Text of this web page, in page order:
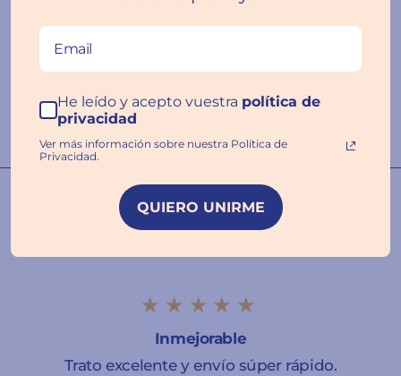
reseña
Nuestras familias hablan por
nosotros ❤️
★★★★★
Inmejorable
Trato excelente y envío súper rápido.
He leído y acepto vuestra política de
privacidad
Ver más información sobre nuestra Política de
Privacidad.
QUIERO UNIRME